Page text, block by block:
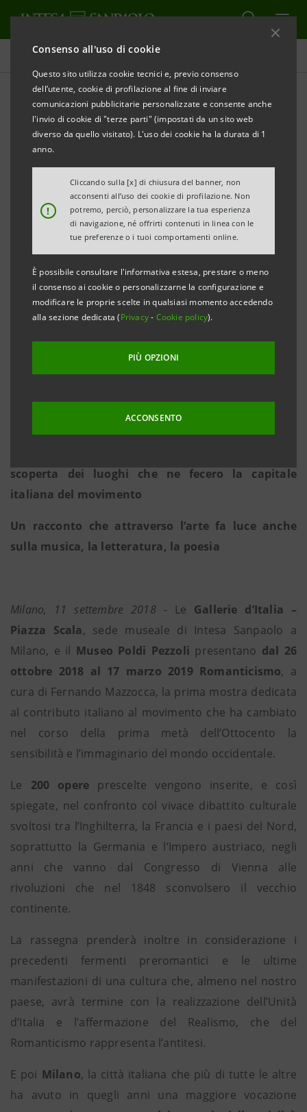
Consenso all'uso di cookie
Questo sito utilizza cookie tecnici e, previo consenso
dell’utente, cookie di profilazione al fine di inviare
comunicazioni pubblicitarie personalizzate e consente anche
l'invio di cookie di "terze parti" (impostati da un sito web
diverso da quello visitato). L'uso dei cookie ha la durata di 1
anno.
!
Cliccando sulla [x] di chiusura del banner, non
acconsenti all’uso dei cookie di profilazione. Non
potremo, perciò, personalizzare la tua esperienza
di navigazione, né offrirti contenuti in linea con le
tue preferenze o i tuoi comportamenti online.
È possibile consultare l'informativa estesa, prestare o meno
il consenso ai cookie o personalizzarne la configurazione e
modificare le proprie scelte in qualsiasi momento accedendo
alla sezione dedicata (Privacy- Cookie policy).
PIÙ OPZIONI
ACCONSENTO
Comunicati stampa
STAMPA AGGIORNA
COMUNICATO STAMPA
ROMANTICISMO
Milano, Gallerie d’Italia - Piazza Scala e Museo
Poldi Pezzoli
26 ottobre 2018 – 17 marzo 2019
Una grande mostra che affronta per la prima volta
in Italia il tema del Romanticismo
200 opere di artisti sia italiani che stranieri, da
Molte opere inedite, esposte al pubblico per la
scoperta dei luoghi che ne fecero la capitale
italiana del movimento
Un racconto che attraverso l’arte fa luce anche
sulla musica, la letteratura, la poesia
Milano, 11 settembre 2018- Le Gallerie d’Italia –
Piazza Scala, sede museale di Intesa Sanpaolo a
Milano, e il Museo Poldi Pezzoli presentano dal 26
ottobre 2018 al 17 marzo 2019 Romanticismo, a
cura di Fernando Mazzocca, la prima mostra dedicata
al contributo italiano al movimento che ha cambiato
nel corso della prima metà dell’Ottocento la
sensibilità e l’immaginario del mondo occidentale.
Le 200 opere prescelte vengono inserite, e così
spiegate, nel confronto col vivace dibattito culturale
svoltosi tra l’Inghilterra, la Francia e i paesi del Nord,
soprattutto la Germania e l’Impero austriaco, negli
anni che vanno dal Congresso di Vienna alle
rivoluzioni che nel 1848 sconvolsero il vecchio
continente.
La rassegna prenderà inoltre in considerazione i
precedenti fermenti preromantici e le ultime
manifestazioni di una cultura che, almeno nel nostro
paese, avrà termine con la realizzazione dell’Unità
d’Italia e l’affermazione del Realismo, che del
Romanticismo rappresenta l’antitesi.
E poi Milano, la città italiana che più di tutte le altre
ha avuto in quegli anni una maggiore vocazione